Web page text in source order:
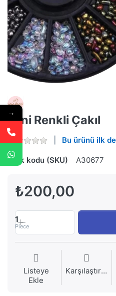
Mini Renkli Çakıl
Bu ürünü ilk
Stok kodu (SKU) A30677
₺200,00
1
Piece
Listeye
Ekle
Karşılaştırma
→